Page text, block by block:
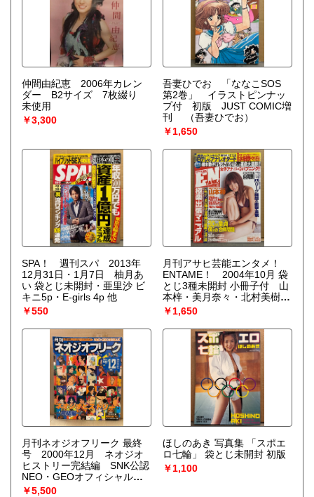
仲間由紀恵 2006年カレン
ダー B2サイズ 7枚綴り
未使用
￥3,300
吾妻ひでお 「ななこSOS
第2巻」 イラストピンナッ
プ付 初版 JUST COMIC増
刊
（吾妻ひでお）
￥1,650
SPA！ 週刊スパ 2013年
12月31日・1月7日 柚月あ
い 袋とじ未開封・亜里沙 ビ
キニ5p・E-girls 4p 他
￥550
月刊アサヒ芸能エンタメ！
ENTAME！ 2004年10月 袋
とじ3種未開封 小冊子付 山
本梓・美月奈々・北村美樹・
次原かな・神楽坂恵・山田
優 など
￥1,650
月刊ネオジオフリーク 最終
号 2000年12月 ネオジオ
ヒストリー完結編 SNK公認
NEO・GEOオフィシャル情
報誌
￥5,500
ほしのあき 写真集 「スポエ
ロ七輪」 袋とじ未開封 初版
￥1,100